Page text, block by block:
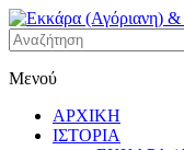
Εκκάρα
(Αγόριανη)
& Άνω
Αγόριανη
Μενού
ΑΡΧΙΚΗ
ΙΣΤΟΡΙΑ